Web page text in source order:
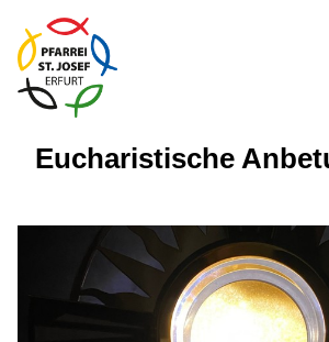
Eucharistische